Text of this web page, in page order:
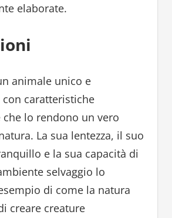
elaborate.
animale unico e
caratteristiche
lo rendono un vero
La sua lentezza, il suo
e la sua capacità di
selvaggio lo
di come la natura
creare creature